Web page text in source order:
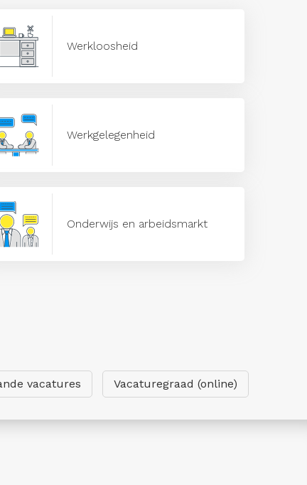
Werkloosheid
Werkgelegenheid
Onderwijs en arbeidsmarkt
vacatures Vacaturegraad (online)